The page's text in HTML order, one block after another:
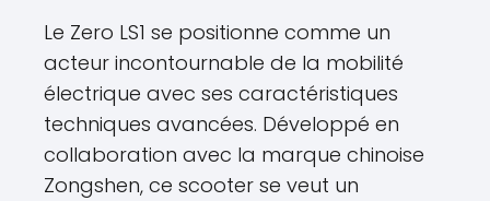
Le Zero LS1 se positionne comme un
acteur incontournable de la mobilité
électrique avec ses caractéristiques
techniques avancées. Développé en
collaboration avec la marque chinoise
Zongshen, ce scooter se veut un